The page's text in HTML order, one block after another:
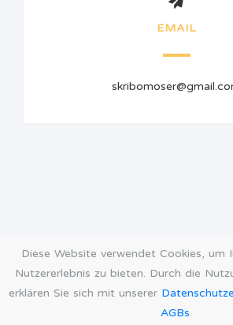
EMAIL
Diese Website verwendet Cookies, um
Nutzererlebnis zu bieten. Durch die
erklären Sie sich mit unserer
AGBs.